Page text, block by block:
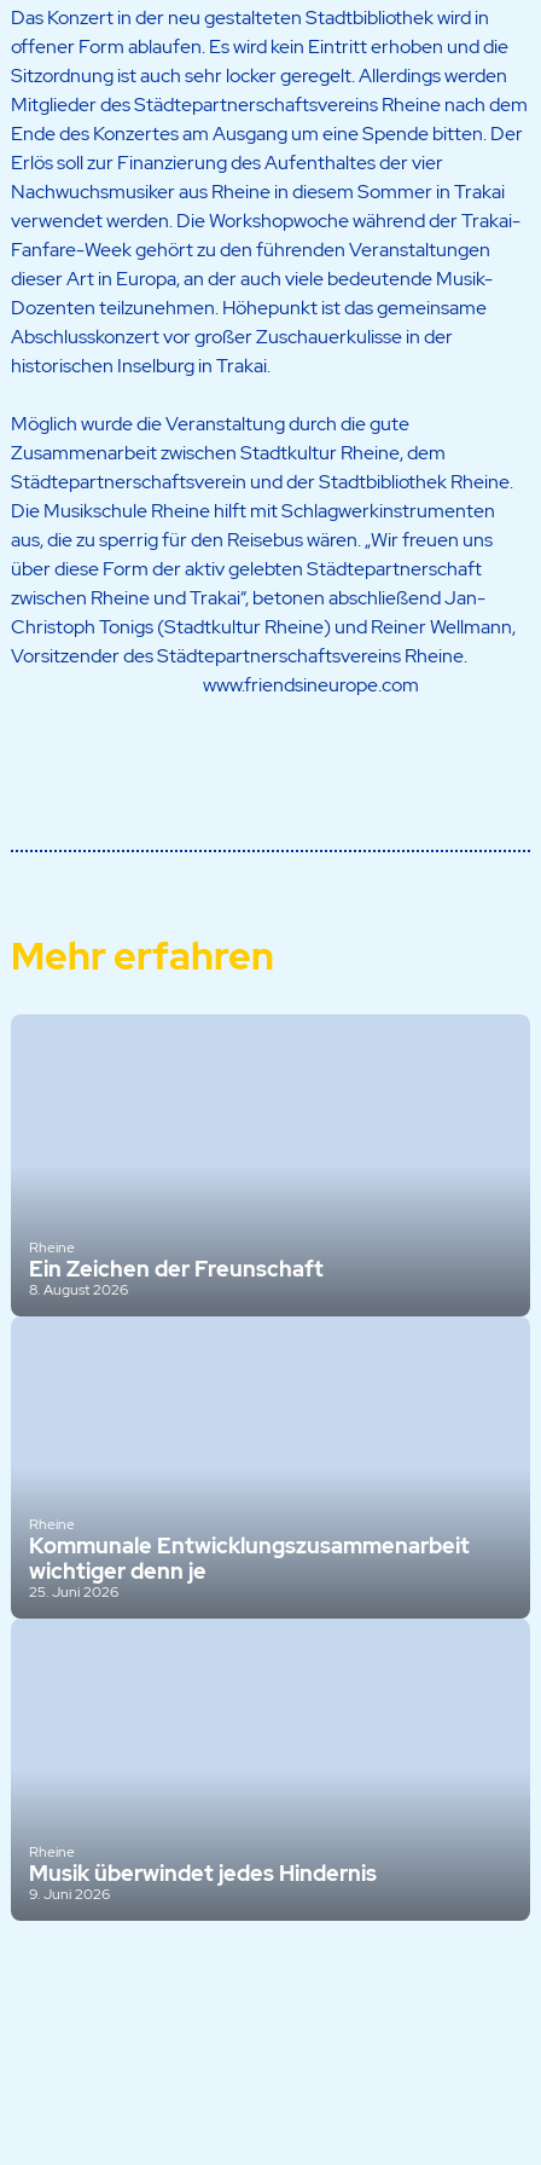
Das Konzert in der neu gestalteten Stadtbibliothek wird in
offener Form ablaufen. Es wird kein Eintritt erhoben und die
Sitzordnung ist auch sehr locker geregelt. Allerdings werden
Mitglieder des Städtepartnerschaftsvereins Rheine nach dem
Ende des Konzertes am Ausgang um eine Spende bitten. Der
Erlös soll zur Finanzierung des Aufenthaltes der vier
Nachwuchsmusiker aus Rheine in diesem Sommer in Trakai
verwendet werden. Die Workshopwoche während der Trakai-
Fanfare-Week gehört zu den führenden Veranstaltungen
dieser Art in Europa, an der auch viele bedeutende Musik-
Dozenten teilzunehmen. Höhepunkt ist das gemeinsame
Abschlusskonzert vor großer Zuschauerkulisse in der
historischen Inselburg in Trakai.
Möglich wurde die Veranstaltung durch die gute
Zusammenarbeit zwischen Stadtkultur Rheine, dem
Städtepartnerschaftsverein und der Stadtbibliothek Rheine.
Die Musikschule Rheine hilft mit Schlagwerkinstrumenten
aus, die zu sperrig für den Reisebus wären. „Wir freuen uns
über diese Form der aktiv gelebten Städtepartnerschaft
zwischen Rheine und Trakai“, betonen abschließend Jan-
Christoph Tonigs (Stadtkultur Rheine) und Reiner Wellmann,
Vorsitzender des Städtepartnerschaftsvereins Rheine.
www.friendsineurope.com
Mehr erfahren
Rheine
Ein Zeichen der Freunschaft
8. August 2026
Rheine
Kommunale Entwicklungszusammenarbeit
wichtiger denn je
25. Juni 2026
Rheine
Musik überwindet jedes Hindernis
9. Juni 2026